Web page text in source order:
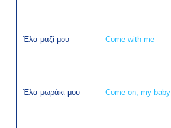
Έλα μαζί μου Come with me
Έλα μωράκι μου Come on, my baby